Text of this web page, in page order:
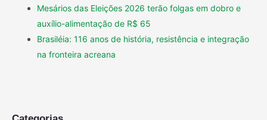
Mesários das Eleições 2026 terão folgas em dobro e
auxílio-alimentação de R$ 65
Brasiléia: 116 anos de história, resistência e integração
na fronteira acreana